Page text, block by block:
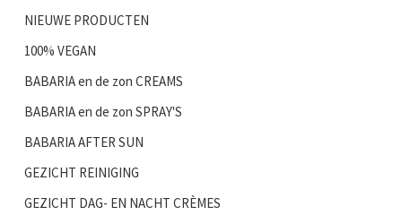
NIEUWE PRODUCTEN
100% VEGAN
BABARIA en de zon CREAMS
BABARIA en de zon SPRAY'S
BABARIA AFTER SUN
GEZICHT REINIGING
GEZICHT DAG- EN NACHT CRÈMES